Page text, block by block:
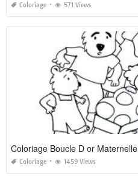
Coloriage 571 Views
Coloriage Boucle D or Maternelle
Coloriage 1459 Views